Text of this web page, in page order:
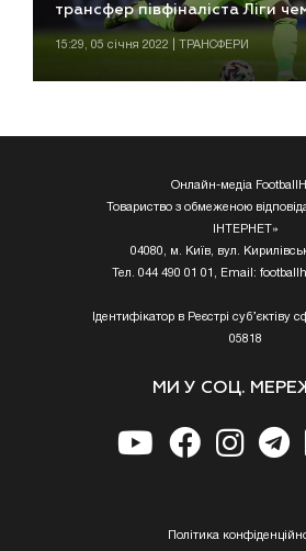
трансфер півфіналіста Ліги
15:29, 05 січня 2022 | ТРАНСФЕРИ
Онлайн-медіа
Товариство з обмеженою
ІНТЕРНЕТ»
04080, м. Київ, вул.
Тел. 044 490 01 01, Email:
Ідентифікатор в Реєстрі суб’єктіву
05818
МИ У СОЦ.
Полiтика